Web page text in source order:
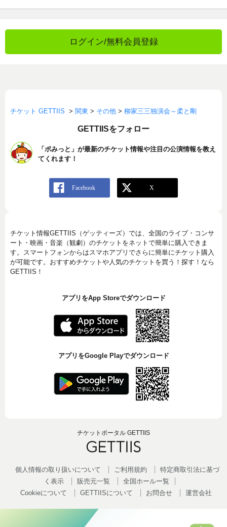
ログイン/無料会員登録
チケット GETTIIS > 関東 > その他 > 柳家三三独演会～柔と剛
GETTIISをフォロー
「ポみっと」が最新のチケット情報や注目の公演情報を教え
てくれます！
チケット情報GETTIIS（ゲッティーズ）では、全国のライブ・コンサ
ート・映画・音楽（観劇）のチケットをネットで簡単に購入できま
す。スマートフォンからはスマホアプリでさらに簡単にチケット購入
が可能です。おすすめチケットや人気のチケットを買う！探す！なら
GETTIIS！
アプリをApp Storeでダウンロード
アプリをGoogle Playでダウンロード
チケットポータル GETTIIS
個人情報の取り扱いについて ご利用規約
特定商取引法に基づ
く表示
販売元一覧
全国ホールー覧
Cookieについて
GETTIISについて お問合せ 運営会社